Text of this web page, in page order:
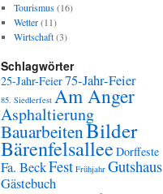
Tourismus(16)
Wetter(11)
Wirtschaft(3)
Schlagwörter
25-Jahr-Feier75-Jahr-Feier
85. Siedlerfest Am Anger
Asphaltierung
BauarbeitenBilder
Bärenfelsallee Dorffeste
Fa. BeckFest Frühjahr Gutshaus
Gästebuch